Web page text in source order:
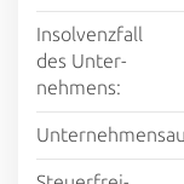
Insolvenz­fall
des Unter­
nehmens: